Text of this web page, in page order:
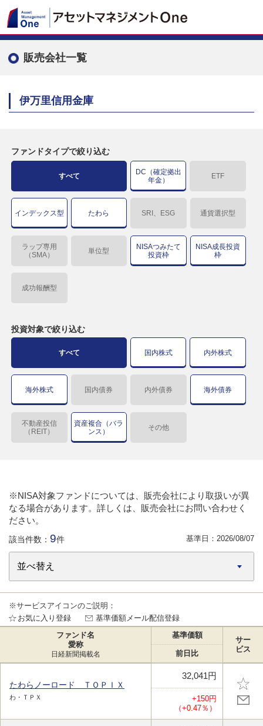
販売会社一覧
伊万里信用金庫
ファンドタイプで絞り込む
すべて
DC（確定拠出
年金）
ETF
インデックス型 たわら SRI、ESG 通貨選択型
ラップ専用
（SMA）
単位型
NISAつみたて
投資枠
NISA成長投資
枠
成功報酬型
投資対象で絞り込む
すべて 国内株式 内外株式
海外株式 国内債券 内外債券 海外債券
不動産投信
（REIT）
資産複合（バラ
ンス）
その他
※NISA対象ファンドについては、販売会社により取扱いが異
なる場合があります。詳しくは、販売会社にお問い合わせく
ださい。
該当件数： 9件 基準日： 2026/08/07
※サービスアイコンのご説明：
お気に入り登録
基準価額メール配信登録
ファンド名
愛称
日経新聞掲載名
基準価額
サー
ビス
前日比
たわらノーロード ＴＯＰＩＸ
わ・ＴＰＸ
32,041円
+150円
（+0.47％）